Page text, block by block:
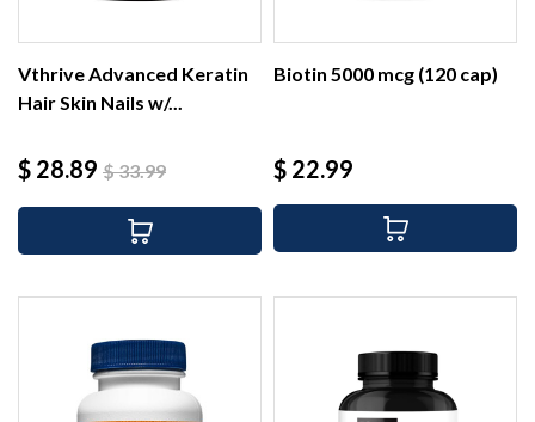
Vthrive Advanced Keratin
Hair Skin Nails w/...
Precio
$ 28.89 Precio
$ 33.99
Biotin 5000 mcg (120 cap)
Precio
$ 22.99